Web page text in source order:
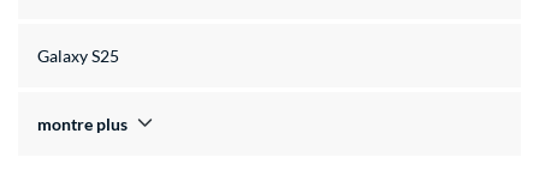
Galaxy S25
montre plus